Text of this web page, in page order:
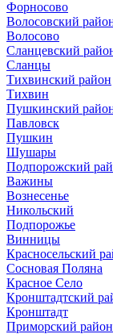
Форносово
Волосовский
Волосово
Сланцевский
Сланцы
Тихвинский район
Тихвин
Пушкинский
Павловск
Пушкин
Шушары
Подпорожский
Важины
Вознесенье
Никольский
Подпорожье
Винницы
Красносельский
Сосновая Поляна
Красное Село
Кронштадтский
Кронштадт
Приморский район